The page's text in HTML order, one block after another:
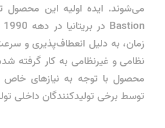
زمان، به دلیل انعطاف‌پذیری و
نظامی و غیرنظامی به کار گرفته
محصول با توجه به نیازهای خاص
توسط برخی تولیدکنندگان داخلی